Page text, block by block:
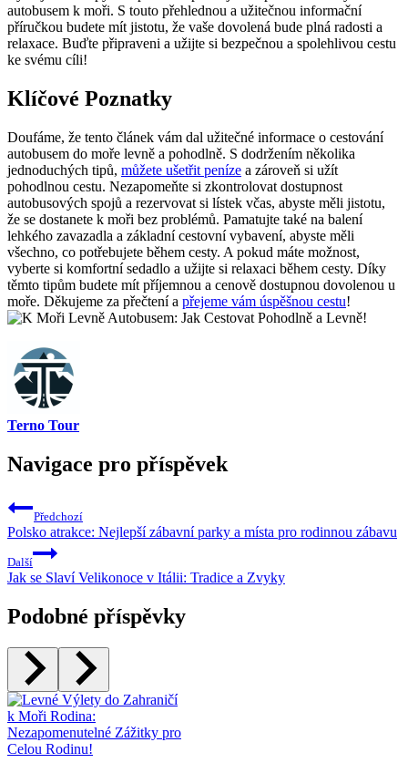
autobusem k moři. S touto přehlednou a užitečnou informační
příručkou budete mít jistotu, že vaše dovolená bude​ plná radosti a
relaxace. Buďte připraveni a užijte si bezpečnou‍ a spolehlivou cestu
ke svému cíli!
Klíčové Poznatky
Doufáme, že tento článek vám dal užitečné informace o cestování
autobusem‌ do moře levně ⁢a pohodlně. S​ dodržením několika
jednoduchých ‍tipů, můžete ušetřit ‍peníze a zároveň si užít
pohodlnou ‌cestu. Nezapomeňte si zkontrolovat‍ dostupnost
autobusových spojů a ‌rezervovat si lístek včas, abyste měli jistotu,
že se dostanete⁣ k moři‌ bez ‌problémů. Pamatujte také na ‌balení
lehkého⁣ zavazadla a základní cestovní vybavení, abyste měli
všechno, co potřebujete během cesty. A pokud máte⁤ možnost,
vyberte si komfortní sedadlo a užijte si relaxaci během cesty. Díky
těmto tipům budete mít příjemnou a cenově dostupnou‌ dovolenou u ​
moře. Děkujeme za přečtení a přejeme vám úspěšnou cestu!
Terno Tour
Navigace pro příspěvek
Předchozí
Polsko atrakce: Nejlepší zábavní parky a místa pro rodinnou zábavu
Další
Jak se Slaví Velikonoce v Itálii: Tradice a Zvyky
Podobné příspěvky